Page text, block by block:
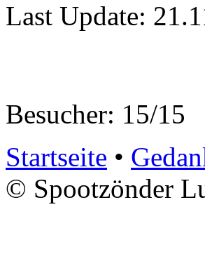
Last Update:
Besucher: 15/15
Startseite •
© Spootzönder